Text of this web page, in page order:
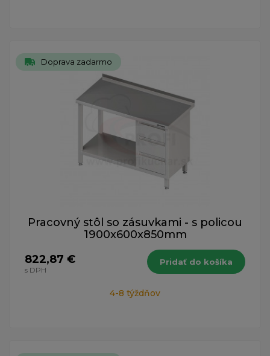
Doprava zadarmo
Pracovný stôl so zásuvkami - s policou
1900x600x850mm
822,87 €
s DPH
Pridať do košíka
4-8 týždňov